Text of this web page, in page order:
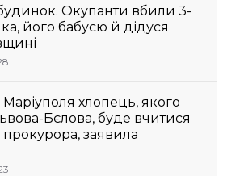
Окупанти вбили 3-
його бабусю й дідуся
хлопець, якого
Бєлова, буде вчитися
прокурора, заявила